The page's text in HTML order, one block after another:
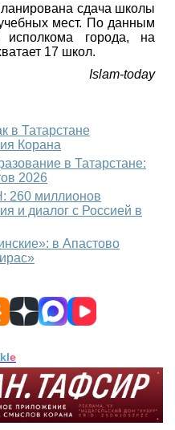
сдача школы
мест. По данным
исполкома города, на
17 школ.
Islam-today
в Татарстане
Корана
в Татарстане:
2026
260 миллионов
и диалог с Россией в
в Апастово
e